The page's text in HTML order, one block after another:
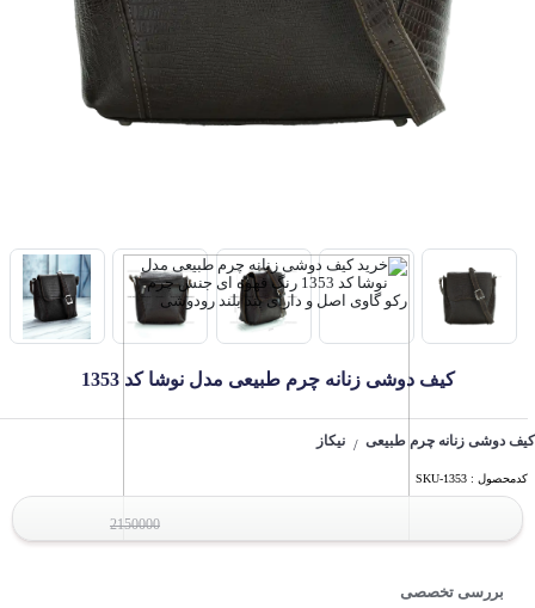
کیف دوشی زنانه چرم طبیعی مدل نوشا کد 1353
کیف دوشی زنانه چرم طبیعی / نیکاز
کدمحصول : SKU-1353
2150000
بررسی تخصصی